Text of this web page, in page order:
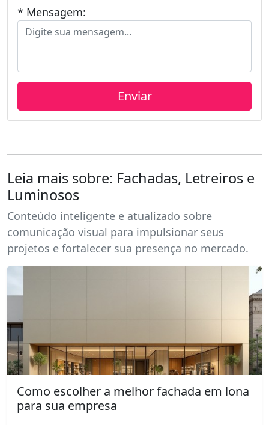
* Mensagem:
Leia mais sobre: Fachadas, Letreiros e
Luminosos
Conteúdo inteligente e atualizado sobre
comunicação visual para impulsionar seus
projetos e fortalecer sua presença no mercado.
Como escolher a melhor fachada em lona
para sua empresa